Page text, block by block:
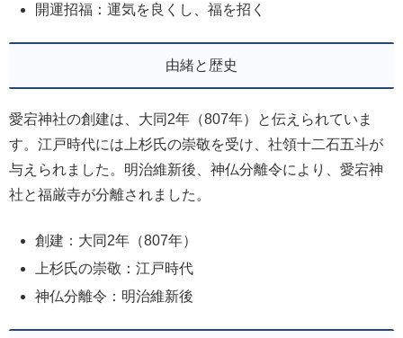
開運招福：運気を良くし、福を招く
由緒と歴史
愛宕神社の創建は、大同2年（807年）と伝えられていま
す。江戸時代には上杉氏の崇敬を受け、社領十二石五斗が
与えられました。明治維新後、神仏分離令により、愛宕神
社と福厳寺が分離されました。
創建：大同2年（807年）
上杉氏の崇敬：江戸時代
神仏分離令：明治維新後